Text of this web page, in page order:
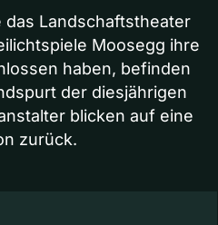
Landschaftstheater
Moosegg ihre
haben, befinden
der diesjährigen
blicken auf eine
zurück.